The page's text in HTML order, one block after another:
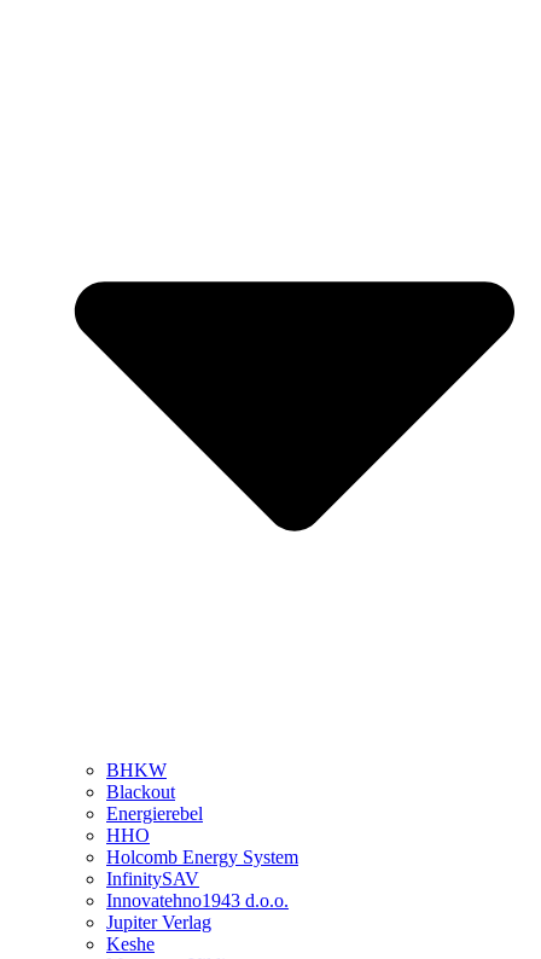
BHKW
Blackout
Energierebel
HHO
Holcomb Energy System
InfinitySAV
Innovatehno1943 d.o.o.
Jupiter Verlag
Keshe